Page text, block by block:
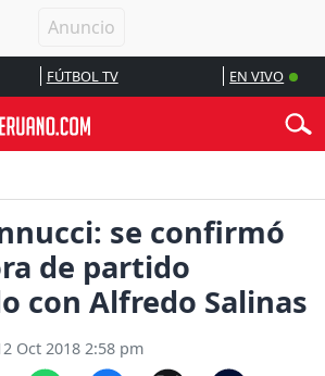
FÚTBOL TV EN VIVO
se confirmó
de partido
con Alfredo Salinas
Oct 2018 2:58 pm